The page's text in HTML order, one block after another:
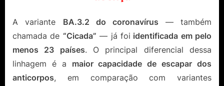
A variante BA.3.2 do coronavírus — também
chamada de “Cicada” — já foi identificada em pelo
menos 23 países. O principal diferencial dessa
linhagem é a maior capacidade de escapar dos
anticorpos, em comparação com variantes